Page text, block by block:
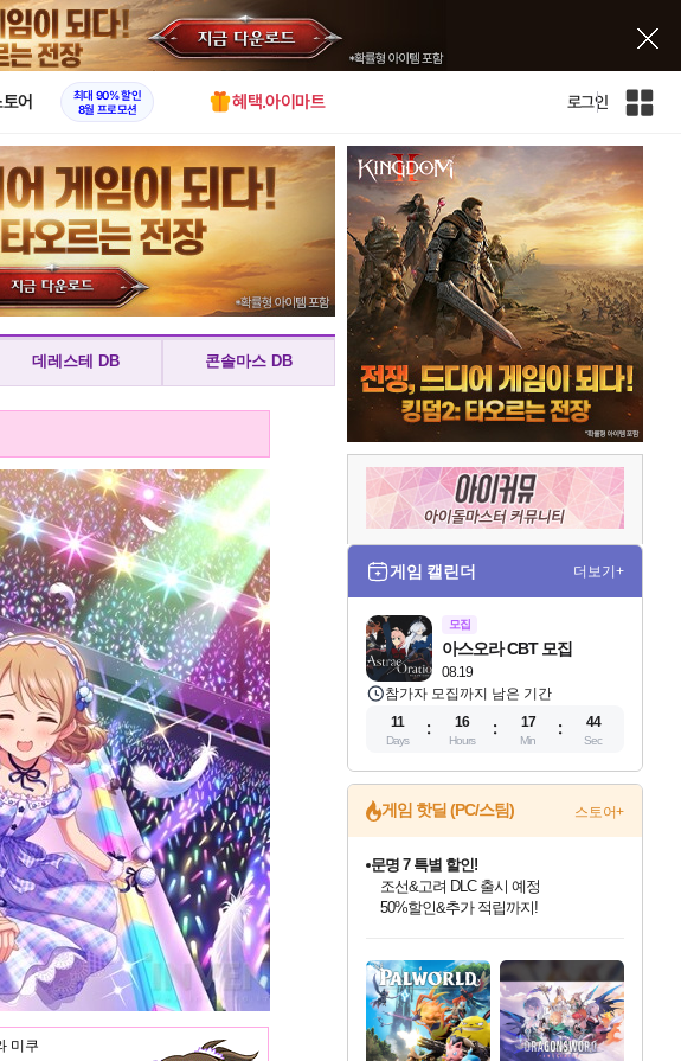
X
어
최대 90% 할인
8월 프로모션
혜택.아이마트 로그인
인
사
이
트
맵
데레스테 DB 콘솔마스 DB
미쿠
게임 캘린더 더보기+
모집
08.19
아스오라 CBT 모집
참가자 모집까지 남은 기간
11
Days
16
Hours
17
Min
43
Sec
게임 핫딜 (PC/스팀) 스토어+
최대 90% 할인가를 만나보세요!
네이버혜택과 함께 만나보세요!
문명 7 특별 할인!
조선&고려 DLC 출시 예정
50%할인&추가 적립까지!
네이버 포인트 혜택까지!
이니&베니 혜택까지!
네이버 혜택가와 함께 예약하세요!
할인&네이버혜택으로 만나보세요!
네이버페이 혜택과 만나보세요!
40주년 프로모션으로 만나보세요!
할인가에 만나보세요!
일부 에디션 상시 할인!
혜택으로 예약 판매 중
편안하게 충전하세요